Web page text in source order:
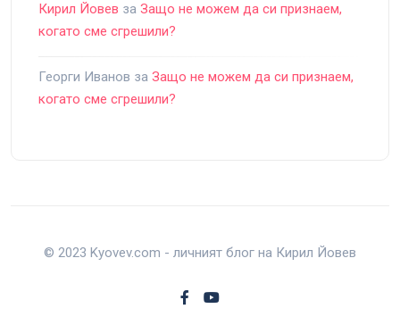
Кирил Йовев за Защо не можем да си признаем,
когато сме сгрешили?
Георги Иванов за Защо не можем да си признаем,
когато сме сгрешили?
© 2023 Kyovev.com - личният блог на Кирил Йовев